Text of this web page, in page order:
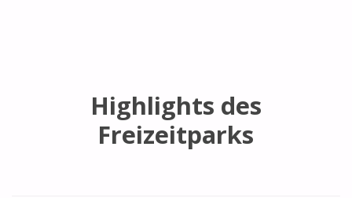
Highlights des
Freizeitparks